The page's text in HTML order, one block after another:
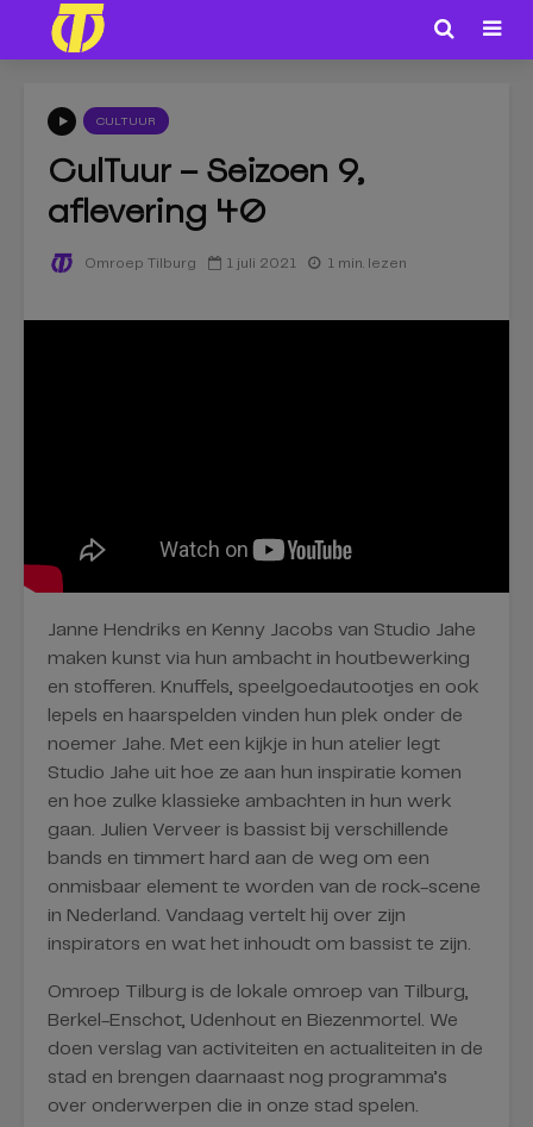
CULTUUR
CulTuur – Seizoen 9,
aflevering 40
Omroep Tilburg 1 juli 2021 1 min. lezen
Janne Hendriks en Kenny Jacobs van Studio Jahe
maken kunst via hun ambacht in houtbewerking
en stofferen. Knuffels, speelgoedautootjes en ook
lepels en haarspelden vinden hun plek onder de
noemer Jahe. Met een kijkje in hun atelier legt
Studio Jahe uit hoe ze aan hun inspiratie komen
en hoe zulke klassieke ambachten in hun werk
gaan. Julien Verveer is bassist bij verschillende
bands en timmert hard aan de weg om een
onmisbaar element te worden van de rock-scene
in Nederland. Vandaag vertelt hij over zijn
inspirators en wat het inhoudt om bassist te zijn.
Omroep Tilburg is de lokale omroep van Tilburg,
Berkel-Enschot, Udenhout en Biezenmortel. We
doen verslag van activiteiten en actualiteiten in de
stad en brengen daarnaast nog programma’s
over onderwerpen die in onze stad spelen.